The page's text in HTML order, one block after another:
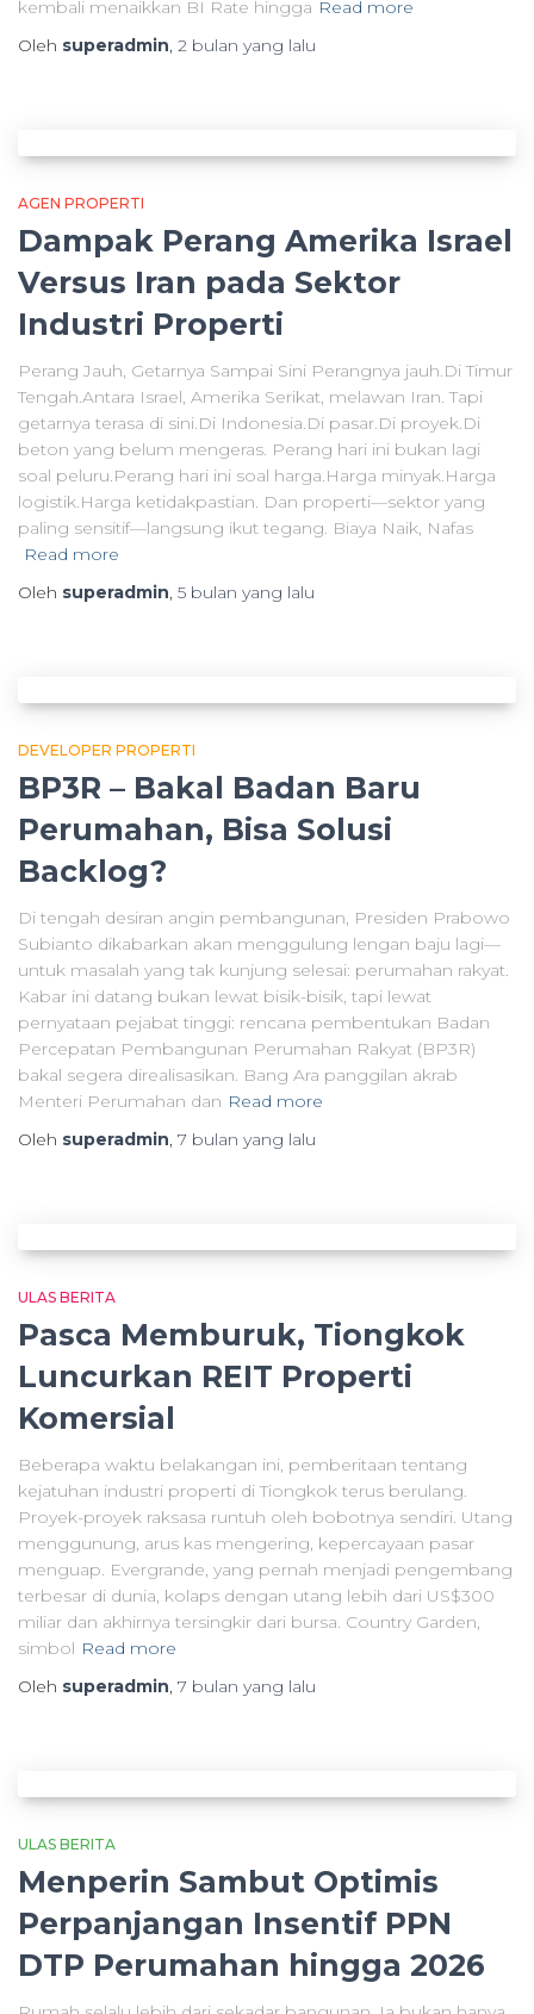
kembali menaikkan BI Rate hingga Read more
Oleh superadmin, 2 bulan yang lalu
AGEN PROPERTI
Dampak Perang Amerika Israel
Versus Iran pada Sektor
Industri Properti
Perang Jauh, Getarnya Sampai Sini Perangnya jauh.Di Timur
Tengah.Antara Israel, Amerika Serikat, melawan Iran. Tapi
getarnya terasa di sini.Di Indonesia.Di pasar.Di proyek.Di
beton yang belum mengeras. Perang hari ini bukan lagi
soal peluru.Perang hari ini soal harga.Harga minyak.Harga
logistik.Harga ketidakpastian. Dan properti—sektor yang
paling sensitif—langsung ikut tegang. Biaya Naik, Nafas
Read more
Oleh superadmin, 5 bulan yang lalu
DEVELOPER PROPERTI
BP3R – Bakal Badan Baru
Perumahan, Bisa Solusi
Backlog?
Di tengah desiran angin pembangunan, Presiden Prabowo
Subianto dikabarkan akan menggulung lengan baju lagi—
untuk masalah yang tak kunjung selesai: perumahan rakyat.
Kabar ini datang bukan lewat bisik-bisik, tapi lewat
pernyataan pejabat tinggi: rencana pembentukan Badan
Percepatan Pembangunan Perumahan Rakyat (BP3R)
bakal segera direalisasikan. Bang Ara panggilan akrab
Menteri Perumahan dan Read more
Oleh superadmin, 7 bulan yang lalu
ULAS BERITA
Pasca Memburuk, Tiongkok
Luncurkan REIT Properti
Komersial
Beberapa waktu belakangan ini, pemberitaan tentang
kejatuhan industri properti di Tiongkok terus berulang.
Proyek-proyek raksasa runtuh oleh bobotnya sendiri. Utang
menggunung, arus kas mengering, kepercayaan pasar
menguap. Evergrande, yang pernah menjadi pengembang
terbesar di dunia, kolaps dengan utang lebih dari US$300
miliar dan akhirnya tersingkir dari bursa. Country Garden,
simbol Read more
Oleh superadmin, 7 bulan yang lalu
ULAS BERITA
Menperin Sambut Optimis
Perpanjangan Insentif PPN
DTP Perumahan hingga 2026